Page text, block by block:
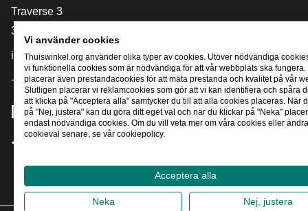
[_General:Contact]
Traverse 3
3905 NL Veenendaal
info@thuiswinkel.org
+31 (0)318 64 85 75
[_General:SocialMediaTitle]
Vi använder cookies
Thuiswinkel.org använder olika typer av cookies. Utöver nödvändiga
vi funktionella cookies som är nödvändiga för att vår webbplats ska fungera.
placerar även prestandacookies för att mäta prestanda och kvalitet på vår
Slutligen placerar vi reklamcookies som gör att vi kan identifiera och spåra
att klicka på "Acceptera alla" samtycker du till att alla cookies placeras. När
på "Nej, justera" kan du göra ditt eget val och när du klickar på "Neka"
endast nödvändiga cookies. Om du vill veta mer om våra cookies eller
cookieval senare, se vår cookiepolicy.
Acceptera alla
Neka Nej, justera